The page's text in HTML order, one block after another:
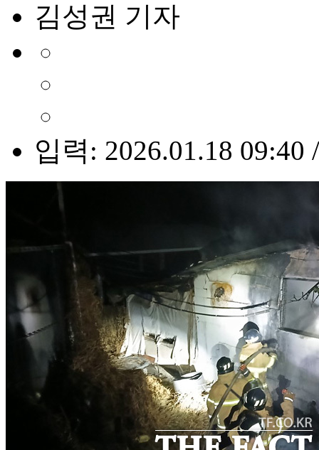
김성권 기자
입력: 2026.01.18 09:40